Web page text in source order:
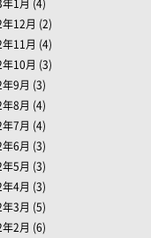
1月 (4)
12月 (2)
11月 (4)
10月 (3)
9月 (3)
8月 (4)
7月 (4)
6月 (3)
5月 (3)
4月 (3)
3月 (5)
2月 (6)